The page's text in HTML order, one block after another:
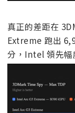
真正的差距在
Extreme 跑出
分，Intel 領先幅